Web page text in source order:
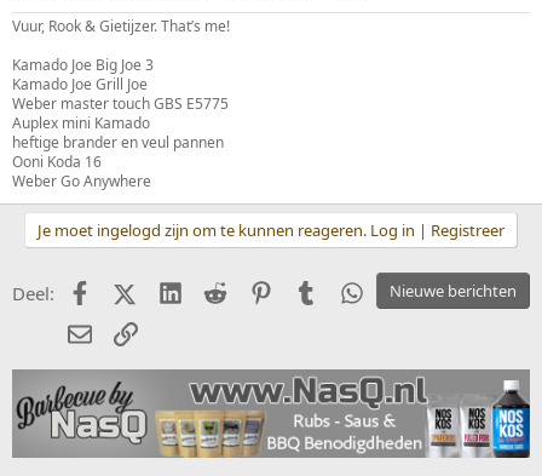
Vuur, Rook & Gietijzer. That’s me!
Kamado Joe Big Joe 3
Kamado Joe Grill Joe
Weber master touch GBS E5775
Auplex mini Kamado
heftige brander en veul pannen
Ooni Koda 16
Weber Go Anywhere
Je moet ingelogd zijn om te kunnen reageren. Log in | Registreer
Nieuwe berichten
Deel: FacebookX (Twitter)
LinkedIn
Reddit PinterestTumblrWhatsApp
E-mailkoppeling